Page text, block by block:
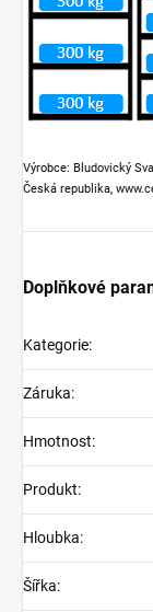
Výrobce: Bludovický
Česká republika,
Doplňkové
Kategorie:
Záruka:
Hmotnost:
Produkt:
Hloubka:
Šířka: